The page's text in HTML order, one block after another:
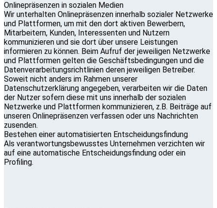
Onlinepräsenzen in sozialen Medien
Wir unterhalten Onlinepräsenzen innerhalb sozialer Netzwerke
und Plattformen, um mit den dort aktiven Bewerbern,
Mitarbeitern, Kunden, Interessenten und Nutzern
kommunizieren und sie dort über unsere Leistungen
informieren zu können. Beim Aufruf der jeweiligen Netzwerke
und Plattformen gelten die Geschäftsbedingungen und die
Datenverarbeitungsrichtlinien deren jeweiligen Betreiber.
Soweit nicht anders im Rahmen unserer
Datenschutzerklärung angegeben, verarbeiten wir die Daten
der Nutzer sofern diese mit uns innerhalb der sozialen
Netzwerke und Plattformen kommunizieren, z.B. Beiträge auf
unseren Onlinepräsenzen verfassen oder uns Nachrichten
zusenden.
Bestehen einer automatisierten Entscheidungsfindung
Als verantwortungsbewusstes Unternehmen verzichten wir
auf eine automatische Entscheidungsfindung oder ein
Profiling.